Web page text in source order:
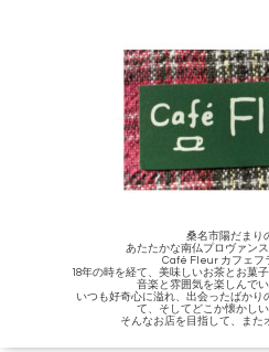
桑名市陽だまり
あたたかな南仏プロヴァン
Café Fleur カフェフ
18年の時を経て、美味しいお茶とお菓
音楽と雰囲気を楽しんでい
いつも好奇心に溢れ、出会ったばかり
て、そしてどこか懐かしい
そんなお店を目指して、また